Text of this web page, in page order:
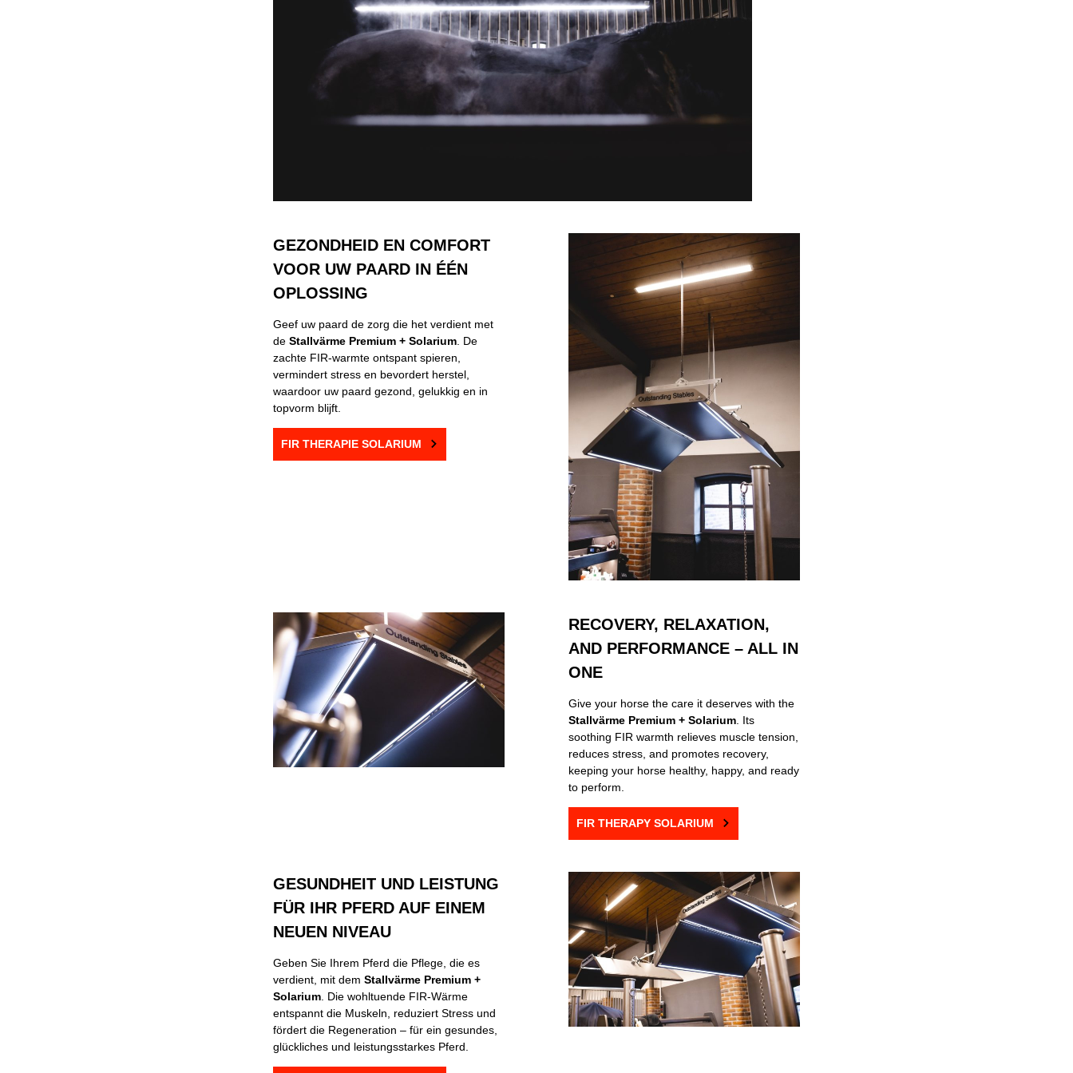
GEZONDHEID EN COMFORT
VOOR UW PAARD IN ÉÉN
OPLOSSING
Geef uw paard de zorg die het verdient met
de Stallvärme Premium + Solarium . De
zachte FIR-warmte ontspant spieren,
vermindert stress en bevordert herstel,
waardoor uw paard gezond, gelukkig en in
topvorm blijft.
FIR THERAPIE SOLARIUM
RECOVERY, RELAXATION,
AND PERFORMANCE – ALL IN
ONE
Give your horse the care it deserves with the
Stallvärme Premium + Solarium . Its
soothing FIR warmth relieves muscle tension,
reduces stress, and promotes recovery,
keeping your horse healthy, happy, and ready
to perform.
FIR THERAPY SOLARIUM
GESUNDHEIT UND LEISTUNG
FÜR IHR PFERD AUF EINEM
NEUEN NIVEAU
Geben Sie Ihrem Pferd die Pflege, die es
verdient, mit dem Stallvärme Premium +
Solarium . Die wohltuende FIR-Wärme
entspannt die Muskeln, reduziert Stress und
fördert die Regeneration – für ein gesundes,
glückliches und leistungsstarkes Pferd.